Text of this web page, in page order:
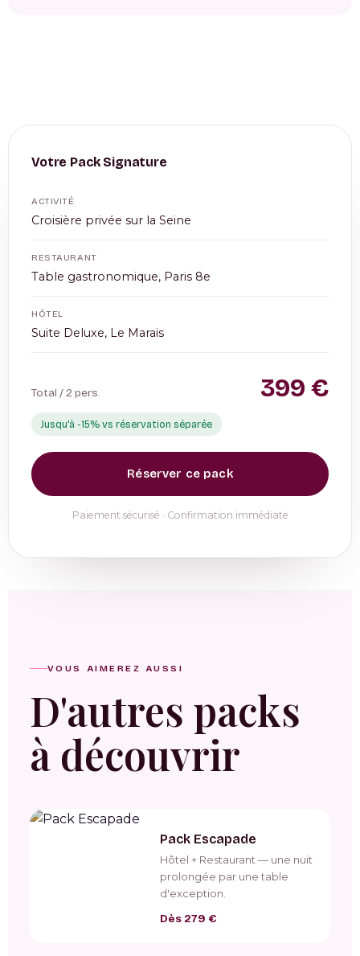
Votre Pack Signature
ACTIVITÉ
Croisière privée sur la Seine
RESTAURANT
Table gastronomique, Paris 8e
HÔTEL
Suite Deluxe, Le Marais
Total / 2 pers. 399 €
Jusqu'à -15% vs réservation séparée
Réserver ce pack
Paiement sécurisé · Confirmation immédiate
VOUS AIMEREZ AUSSI
D'autres packs
à découvrir
Pack Escapade
Hôtel + Restaurant — une nuit
prolongée par une table
d'exception.
Dès 279 €